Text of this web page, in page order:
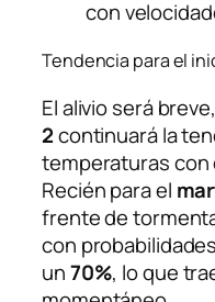
con
Tendencia para el
El alivio será
2continuará la
temperaturas con
Recién para el
frente de
con
un70%, lo que